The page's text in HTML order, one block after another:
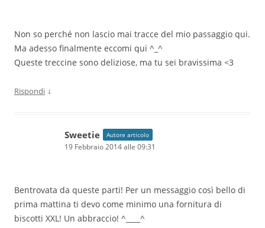
Non so perché non lascio mai tracce del mio passaggio qui.
Ma adesso finalmente eccomi qui ^_^
Queste treccine sono deliziose, ma tu sei bravissima <3
Rispondi ↓
Sweetie Autore articolo
19 Febbraio 2014 alle 09:31
Bentrovata da queste parti! Per un messaggio così bello di
prima mattina ti devo come minimo una fornitura di
biscotti XXL! Un abbraccio! ^____^